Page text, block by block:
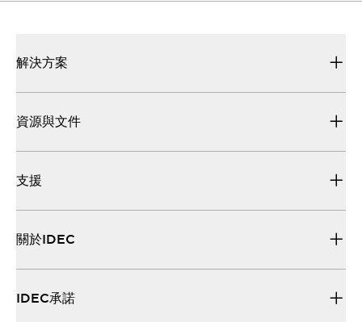
解決方案
資源與文件
支援
關於IDEC
IDEC承諾